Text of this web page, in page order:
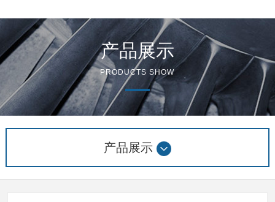
产品展示
PRODUCTS SHOW
产品展示